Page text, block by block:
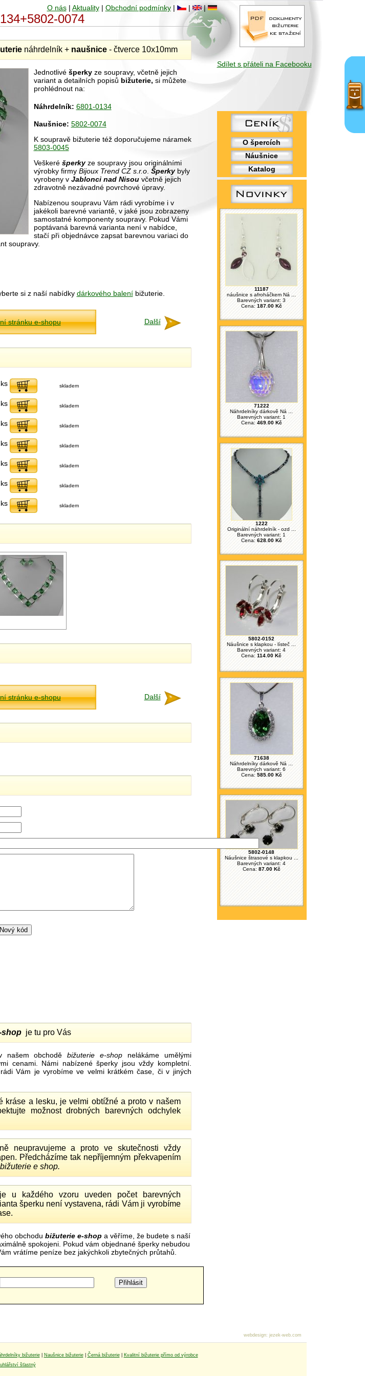
Sdílet s přáteli na Facebooku
O špercích
Náušnice
Katalog
11187
náušnice s afroháčkem Ná ...
Barevných variant: 3
Cena: 187.00 Kč
71222
Náhrdelníky dárkově Ná ...
Barevných variant: 1
Cena: 469.00 Kč
1222
Originální náhrdelník - ozd ...
Barevných variant: 1
Cena: 628.00 Kč
5802-0152
Náušnice s klapkou - lísteč ...
Barevných variant: 4
Cena: 114.00 Kč
71638
Náhrdelníky dárkově Ná ...
Barevných variant: 6
Cena: 585.00 Kč
5802-0148
Náušnice štrasové s klapkou ...
Barevných variant: 4
Cena: 87.00 Kč
O nás| Aktuality| Obchodní podmínky| | |
0074
náhrdelník + naušnice- čtverce 10x10mm
Jednotlivé šperkyze soupravy, včetně jejich
variant a detailních popisů bižuterie, si můžete
prohlédnout na:
Náhrdelník: 6801-0134
Naušnice: 5802-0074
K soupravě bižuterie též doporučujeme náramek
5803-0045
Veškeréšperkyze soupravy jsou originálními
výrobky firmy Bijoux Trend CZ s.r.o. Šperky byly
vyrobeny v Jablonci nad Nisouvčetně jejich
zdravotně nezávadné povrchové úpravy.
Nabízenou soupravu Vám rádi vyrobíme i v
jakékoli barevné variantě, v jaké jsou zobrazeny
samostatné komponenty soupravy. Pokud Vámi
poptávaná barevná varianta není v nabídce,
stačí při objednávce zapsat barevnou variaci do
soupravy.
si z naší nabídky dárkového baleníbižuterie.
stránku e-shopu Další
ks skladem
ks skladem
ks skladem
ks skladem
ks skladem
ks skladem
ks skladem
stránku e-shopu Další
shopje tu pro Vás
našem obchoděbižuterie e-shopnelákáme umělými
cenami. Námi nabízené šperky jsou vždy kompletní.
Vám je vyrobíme ve velmi krátkém čase, či v jiných
kráse a lesku, je velmi obtížné a proto v našem
možnost drobných barevných odchylek
neupravujeme a proto ve skutečnosti vždy
Předcházíme tak nepříjemným překvapením
bižuterie e shop.
u každého vzoru uveden počet barevných
šperku není vystavena, rádi Vám ji vyrobíme
obchodu bižuterie e-shop a věříme, že budete s naší
spokojeni. Pokud vám objednané šperky nebudou
vrátíme peníze bez jakýchkoli zbytečných průtahů.
bižuterie| Naušnice bižuterie| Černá bižuterie|
Kvalitní bižuterie přímo od výrobce
šťastný
webdesign: jezek-web.com